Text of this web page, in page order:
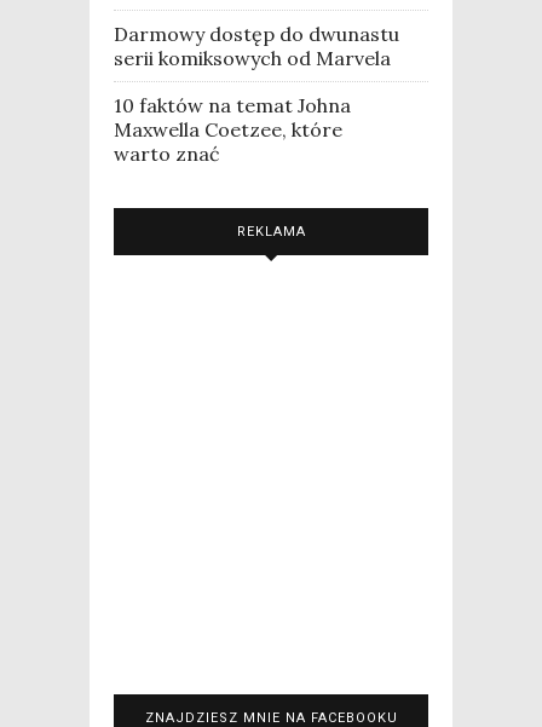
Darmowy dostęp do dwunastu
serii komiksowych od Marvela
10 faktów na temat Johna
Maxwella Coetzee, które
warto znać
REKLAMA
ZNAJDZIESZ MNIE NA FACEBOOKU